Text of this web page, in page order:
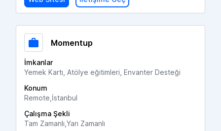
Momentup
İmkanlar
Yemek Kartı, Atölye eğitimleri, Envanter Desteği
Konum
Remote,İstanbul
Çalışma Şekli
Tam Zamanlı,Yarı Zamanlı